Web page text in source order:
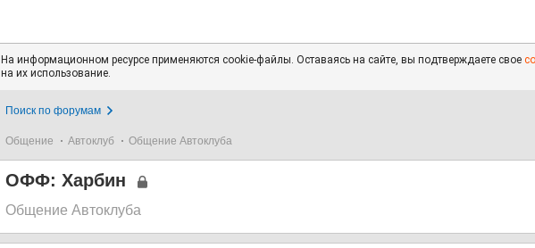
На информационном ресурсе применяются cookie-файлы. Оставаясь на сайте, вы подтверждаете свое
на их использование.
Поиск по форумам
Общение Автоклуб Общение Автоклуба
ОФФ: Харбин
Общение Автоклуба